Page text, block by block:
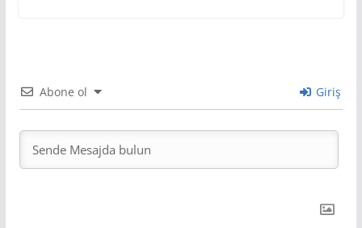
Abone ol Giriş